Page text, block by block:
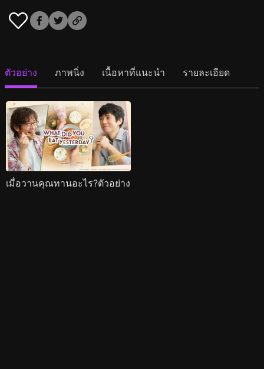
ตัวอย่าง ภาพนิ่ง เนื้อหาที่แนะนำ รายละเอียด
เมื่อวานคุณทานอะไร?ตัวอย่าง